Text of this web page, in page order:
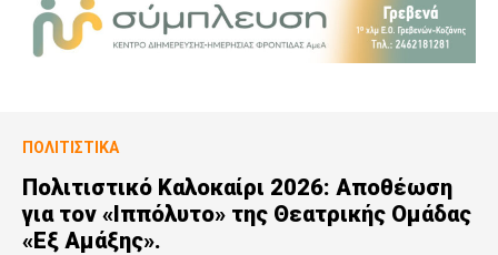
ΠΟΛΙΤΙΣΤΙΚΆ
Πολιτιστικό Καλοκαίρι 2026: Αποθέωση
για τον «Ιππόλυτο» της Θεατρικής Ομάδας
«Εξ Αμάξης».